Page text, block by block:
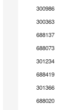
300986
300363
688137
688073
301234
688419
301366
688020